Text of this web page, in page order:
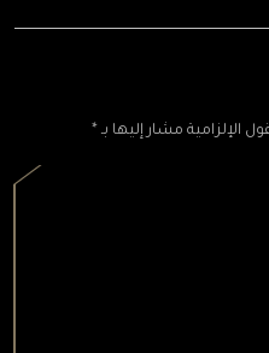
الإلزامية مشار إليها بـ *